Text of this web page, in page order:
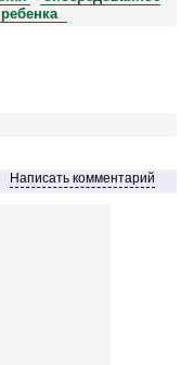
Написать комментарий